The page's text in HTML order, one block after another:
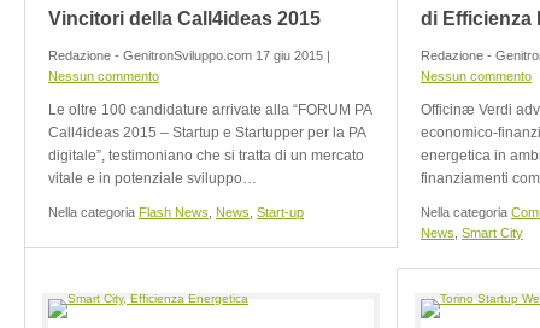
Vincitori della Call4ideas 2015
Redazione - GenitronSviluppo.com 17 giu 2015 |
Nessun commento
Le oltre 100 candidature arrivate alla “FORUM PA
Call4ideas 2015 – Startup e Startupper per la PA
digitale”, testimoniano che si tratta di un mercato
vitale e in potenziale sviluppo…
Nella categoria Flash News News Start-up
di Efficienza
Redazione -
Nessun commento
Officinæ Verdi
economico-
energetica in
finanziamenti
Nella categoria
News Smart City